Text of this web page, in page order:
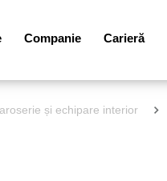
Companie Carieră
și echipare interior